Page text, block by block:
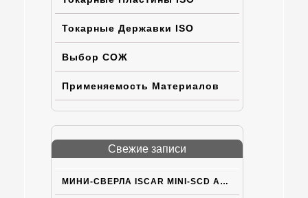
Токарные Державки ISO
Выбор СОЖ
Применяемость Материалов
Свежие записи
МИНИ-СВЕРЛА ISCAR MINI-SCD ACPN С ВНУТРЕННИМ ПОДВОДОМ СОЖ